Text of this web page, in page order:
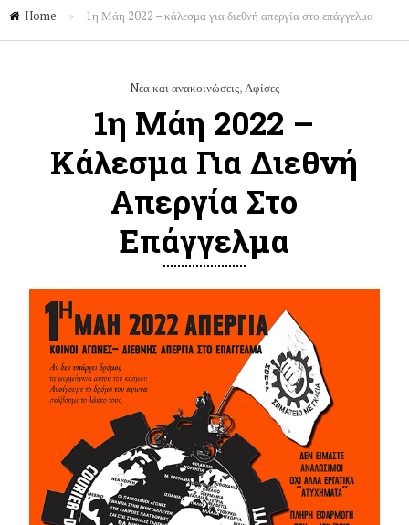
Home » 1η Μάη 2022 – κάλεσμα για διεθνή απεργία στο επάγγελμα
Nέα και ανακοινώσεις,Αφίσες
1η Μάη 2022 –
Κάλεσμα Για Διεθνή
Απεργία Στο
Επάγγελμα